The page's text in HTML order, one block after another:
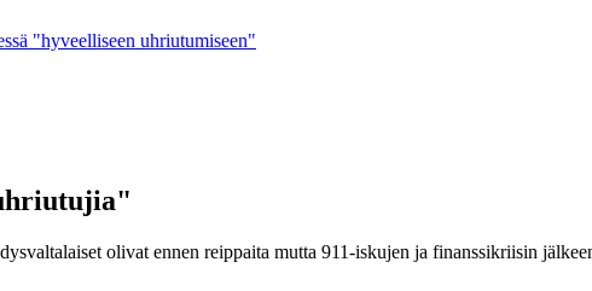
"hyveelliseen uhriutumiseen"
olivat ennen reippaita mutta 911-iskujen ja finanssikriisin